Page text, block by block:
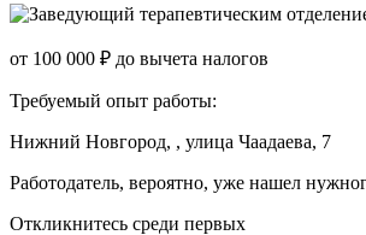
от 100 000 ₽ до вычета налогов
Требуемый опыт работы:
Нижний Новгород, , улица Чаадаева, 7
Работодатель, вероятно, уже нашел
Откликнитесь среди первых